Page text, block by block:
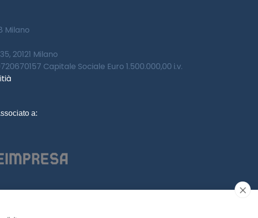
Milano
20121 Milano
Capitale Sociale Euro 1.500.000,00 i.v.
a: